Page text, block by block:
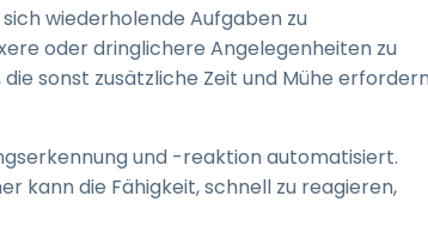
wiederholende Aufgaben zu
oder dringlichere Angelegenheiten zu
sonst zusätzliche Zeit und Mühe
und -reaktion automatisiert.
kann die Fähigkeit, schnell zu reagieren,